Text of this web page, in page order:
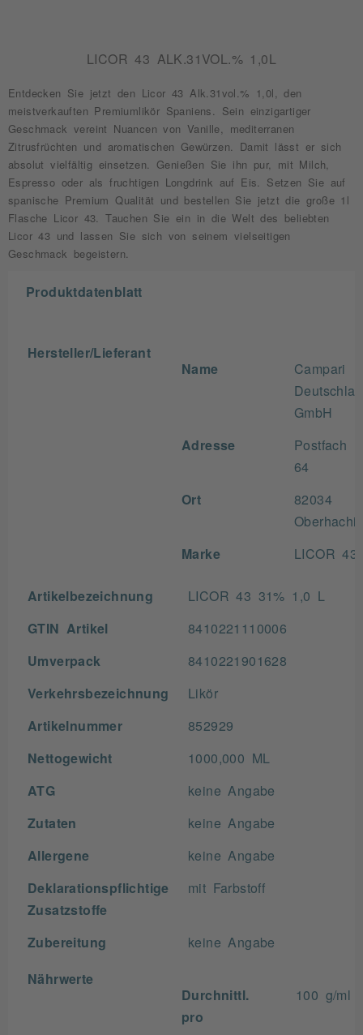
LICOR 43 ALK.31VOL.% 1,0L
Entdecken Sie jetzt den Licor 43 Alk.31vol.% 1,0l, den
meistverkauften Premiumlikör Spaniens. Sein einzigartiger
Geschmack vereint Nuancen von Vanille, mediterranen
Zitrusfrüchten und aromatischen Gewürzen. Damit lässt er sich
absolut vielfältig einsetzen. Genießen Sie ihn pur, mit Milch,
Espresso oder als fruchtigen Longdrink auf Eis. Setzen Sie auf
spanische Premium Qualität und bestellen Sie jetzt die große 1l
Flasche Licor 43. Tauchen Sie ein in die Welt des beliebten
Licor 43 und lassen Sie sich von seinem vielseitigen
Geschmack begeistern.
Produktdatenblatt
Hersteller/Lieferant
Name
Campari
GmbH
Adresse
Postfach
64
Ort
82034
Marke LICOR 43
Artikelbezeichnung LICOR 43 31% 1,0 L
GTIN Artikel 8410221110006
Umverpack 8410221901628
Verkehrsbezeichnung Likör
Artikelnummer 852929
Nettogewicht 1000,000 ML
ATG keine Angabe
Zutaten keine Angabe
Allergene keine Angabe
Deklarationspflichtige
Zusatzstoffe
mit Farbstoff
Zubereitung keine Angabe
Nährwerte
Durchnittl.
pro
100 g/ml